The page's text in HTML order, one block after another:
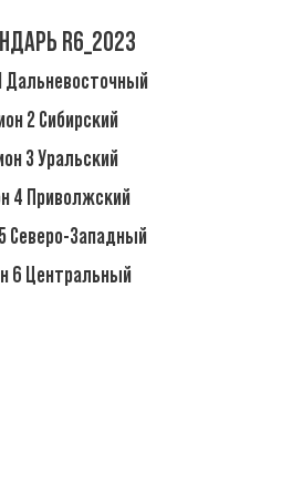
Матчевая встреча команд
лаки лузеров
R6_2023
Дальневосточный
2 Сибирский
3 Уральский
4 Приволжский
Северо-Западный
6 Центральный